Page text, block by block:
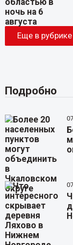
Еще в рубрике
Подробно